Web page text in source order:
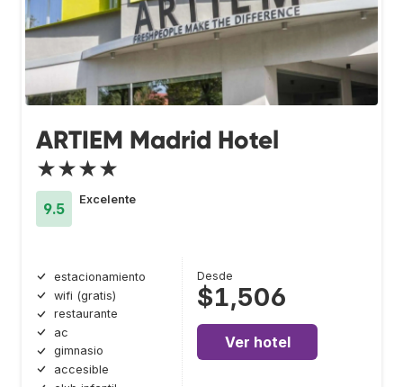
ARTIEM Madrid Hotel
★★★★
9.5
Excelente
estacionamiento
wifi (gratis)
restaurante
ac
gimnasio
accesible
Desde
$1,506
Ver hotel